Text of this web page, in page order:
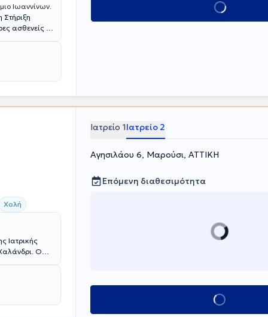
Ιωαννίνων.
Στήριξη
της
Κλείσε ραντεβού
Χολή
Ιατρικής
O
στην
Χειρουργική
Ιατρείο 1Ιατρείο 2
Αγησιλάου 6, Μαρούσι, ΑΤΤΙΚΗ
Επόμενη διαθεσιμότητα
Κλείσε ραντεβού